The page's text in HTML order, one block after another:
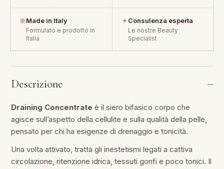
❋Made in Italy
Formulato e prodotto in
Italia
✦Consulenza esperta
Le nostre Beauty
Specialist
Descrizione
Draining Concentrate è il siero bifasico corpo che
agisce sull’aspetto della cellulite e sulla qualità della pelle,
pensato per chi ha esigenze di drenaggio e tonicità.
Una volta attivato, tratta gli inestetismi legati a cattiva
circolazione, ritenzione idrica, tessuti gonfi e poco tonici. Il